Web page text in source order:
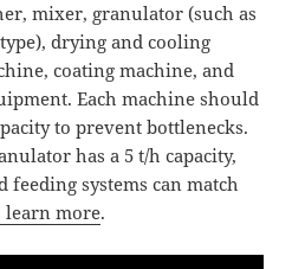
mixer, granulator (such as
drying and cooling
coating machine, and
Each machine should
to prevent bottlenecks.
has a 5 t/h capacity,
systems can match
learn more.